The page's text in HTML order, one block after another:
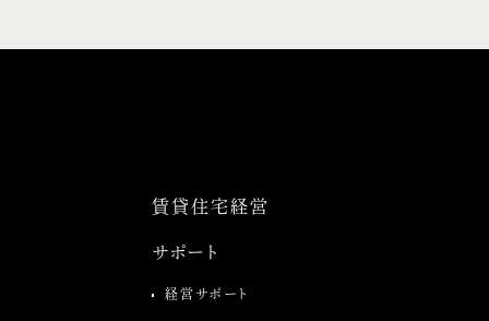
賃貸住宅経営
サポート
経営サポート